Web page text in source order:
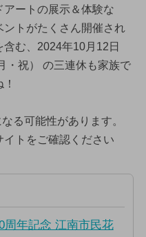
ートの展示＆体験な
ントがたくさん開催され
む、2024年10月12日
・祝） の三連休も家族で
る可能性があります。
トをご確認ください
周年記念 江南市民花